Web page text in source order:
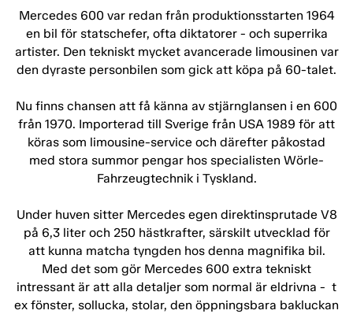
Mercedes 600 var redan från produktionsstarten 1964
en bil för statschefer, ofta diktatorer - och superrika
artister. Den tekniskt mycket avancerade limousinen var
den dyraste personbilen som gick att köpa på 60-talet.
Nu finns chansen att få känna av stjärnglansen i en 600
från 1970. Importerad till Sverige från USA 1989 för att
köras som limousine-service och därefter påkostad
med stora summor pengar hos specialisten Wörle-
Fahrzeugtechnik i Tyskland.
Under huven sitter Mercedes egen direktinsprutade V8
på 6,3 liter och 250 hästkrafter, särskilt utvecklad för
att kunna matcha tyngden hos denna magnifika bil.
Med det som gör Mercedes 600 extra tekniskt
intressant är att alla detaljer som normal är eldrivna - t
ex fönster, sollucka, stolar, den öppningsbara bakluckan